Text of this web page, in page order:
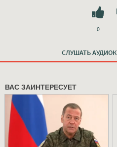
СЛУШАТЬ
0